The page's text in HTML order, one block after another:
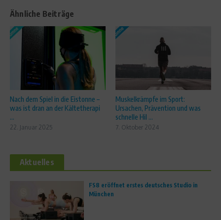
Ähnliche Beiträge
Nach dem Spiel in die Eistonne –
was ist dran an der Kältetherapi
...
22. Januar 2025
Muskelkrämpfe im Sport:
Ursachen, Prävention und was
schnelle Hil ...
7. Oktober 2024
Aktuelles
FS8 eröffnet erstes deutsches Studio in
München